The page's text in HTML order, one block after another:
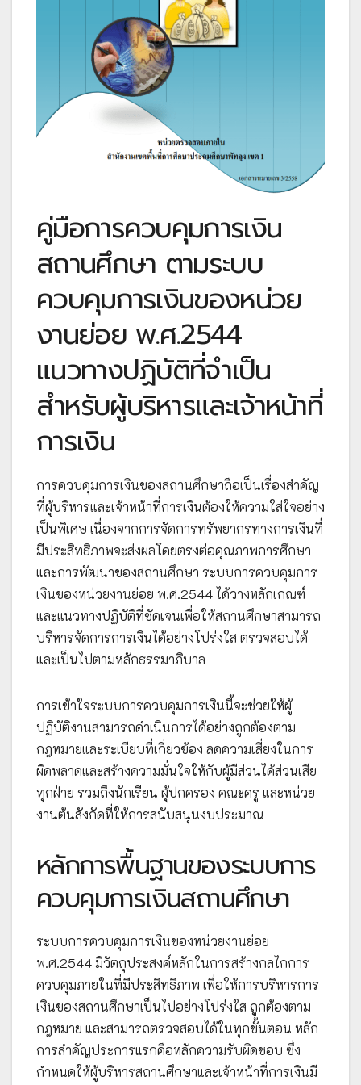
คู่มือการควบคุมการเงิน
สถานศึกษา ตามระบบ
ควบคุมการเงินของหน่วย
งานย่อย พ.ศ.2544
แนวทางปฏิบัติที่จำเป็น
สำหรับผู้บริหารและเจ้าหน้าที่
การเงิน
การควบคุมการเงินของสถานศึกษาถือเป็นเรื่องสำคัญ
ที่ผู้บริหารและเจ้าหน้าที่การเงินต้องให้ความใส่ใจอย่าง
เป็นพิเศษ เนื่องจากการจัดการทรัพยากรทางการเงินที่
มีประสิทธิภาพจะส่งผลโดยตรงต่อคุณภาพการศึกษา
และการพัฒนาของสถานศึกษา ระบบการควบคุมการ
เงินของหน่วยงานย่อย พ.ศ.2544 ได้วางหลักเกณฑ์
และแนวทางปฏิบัติที่ชัดเจนเพื่อให้สถานศึกษาสามารถ
บริหารจัดการการเงินได้อย่างโปร่งใส ตรวจสอบได้
และเป็นไปตามหลักธรรมาภิบาล
การเข้าใจระบบการควบคุมการเงินนี้จะช่วยให้ผู้
ปฏิบัติงานสามารถดำเนินการได้อย่างถูกต้องตาม
กฎหมายและระเบียบที่เกี่ยวข้อง ลดความเสี่ยงในการ
ผิดพลาดและสร้างความมั่นใจให้กับผู้มีส่วนได้ส่วนเสีย
ทุกฝ่าย รวมถึงนักเรียน ผู้ปกครอง คณะครู และหน่วย
งานต้นสังกัดที่ให้การสนับสนุนงบประมาณ
หลักการพื้นฐานของระบบการ
ควบคุมการเงินสถานศึกษา
ระบบการควบคุมการเงินของหน่วยงานย่อย
พ.ศ.2544 มีวัตถุประสงค์หลักในการสร้างกลไกการ
ควบคุมภายในที่มีประสิทธิภาพ เพื่อให้การบริหารการ
เงินของสถานศึกษาเป็นไปอย่างโปร่งใส ถูกต้องตาม
กฎหมาย และสามารถตรวจสอบได้ในทุกขั้นตอน หลัก
การสำคัญประการแรกคือหลักความรับผิดชอบ ซึ่ง
กำหนดให้ผู้บริหารสถานศึกษาและเจ้าหน้าที่การเงินมี